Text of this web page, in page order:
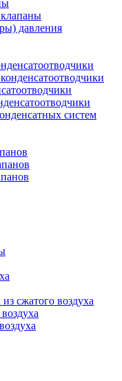
давления
систем
сжатого воздуха